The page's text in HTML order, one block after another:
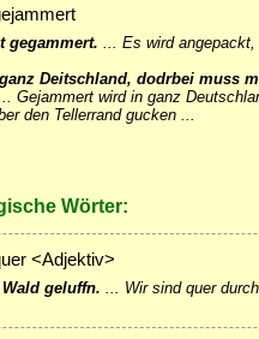
gegammert. ... Es wird
Deitschland, dodrbei muss
Gejammert wird in ganz
den Tellerrand gucken ...
Wörter:
<Adjektiv>
geluffn. ... Wir sind quer